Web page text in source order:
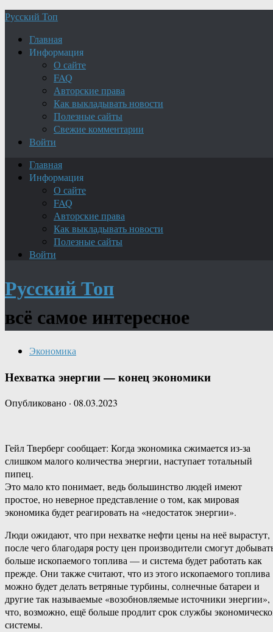
Русский Топ
Главная
Информация
О сайте
FAQ
Авторские права
Как выкладывать новости
Полезные сайты
Свежие комментарии
Войти
Главная
Информация
О сайте
FAQ
Авторские права
Как выкладывать новости
Полезные сайты
Войти
Русский Топ
всё самое интересное
Экономика
Нехватка энергии — конец экономики
Опубликовано · 08.03.2023
Гейл Тверберг сообщает: Когда экономика сжимается из-за
слишком малого количества энергии, наступает тотальный
пипец.
Это мало кто понимает, ведь большинство людей имеют
простое, но неверное представление о том, как мировая
экономика будет реагировать на «недостаток энергии».
Люди ожидают, что при нехватке нефти цены на неё вырастут,
после чего благодаря росту цен производители смогут
больше ископаемого топлива — и система будет работать как
прежде. Они также считают, что из этого ископаемого топлива
можно будет делать ветряные турбины, солнечные батареи и
другие так называемые «возобновляемые источники энергии»,
что, возможно, ещё больше продлит срок службы
системы.